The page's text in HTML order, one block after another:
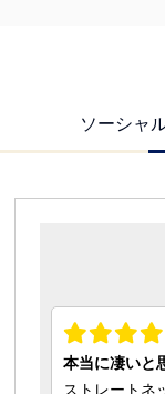
ソーシャ